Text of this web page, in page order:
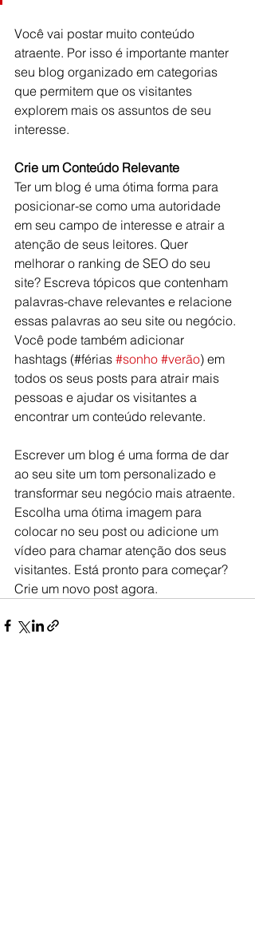
Você vai postar muito conteúdo
atraente. Por isso é importante manter
seu blog organizado em categorias
que permitem que os visitantes
explorem mais os assuntos de seu
interesse.
Crie um Conteúdo Relevante
Ter um blog é uma ótima forma para
posicionar-se como uma autoridade
em seu campo de interesse e atrair a
atenção de seus leitores. Quer
melhorar o ranking de SEO do seu
site? Escreva tópicos que contenham
palavras-chave relevantes e relacione
essas palavras ao seu site ou negócio.
Você pode também adicionar
hashtags (#férias #sonho #verão) em
todos os seus posts para atrair mais
pessoas e ajudar os visitantes a
encontrar um conteúdo relevante.
Escrever um blog é uma forma de dar
ao seu site um tom personalizado e
transformar seu negócio mais atraente.
Escolha uma ótima imagem para
colocar no seu post ou adicione um
vídeo para chamar atenção dos seus
visitantes. Está pronto para começar?
Crie um novo post agora.